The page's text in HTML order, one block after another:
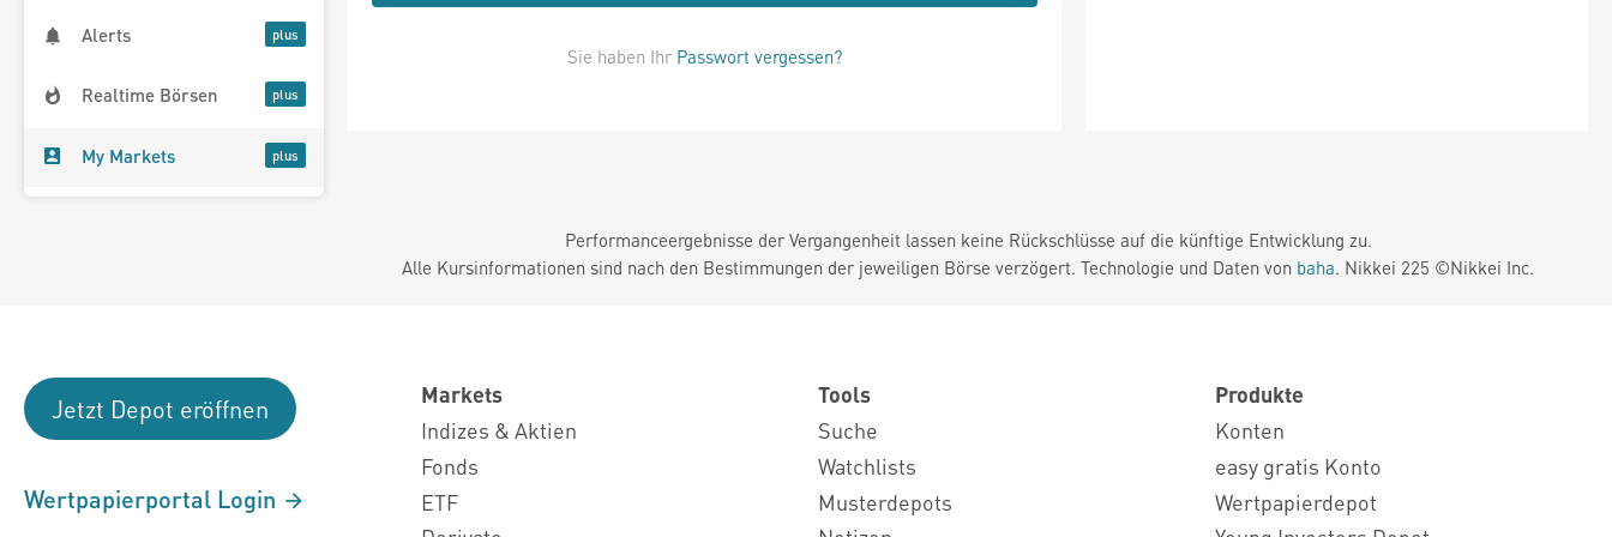
Alerts
Realtime Börsen
My Markets
Sie haben Ihr Passwort vergessen?
Performanceergebnisse der Vergangenheit lassen keine Rückschlüsse auf die künftige Entwicklung zu.
Alle Kursinformationen sind nach den Bestimmungen der jeweiligen Börse verzögert. Technologie und Daten von baha. Nikkei 225 ©Nikkei Inc.
Jetzt Depot eröffnen
Wertpapierportal Login
Markets
Indizes & Aktien
Fonds
ETF
Tools
Suche
Watchlists
Musterdepots
Produkte
Konten
easy gratis Konto
Wertpapierdepot